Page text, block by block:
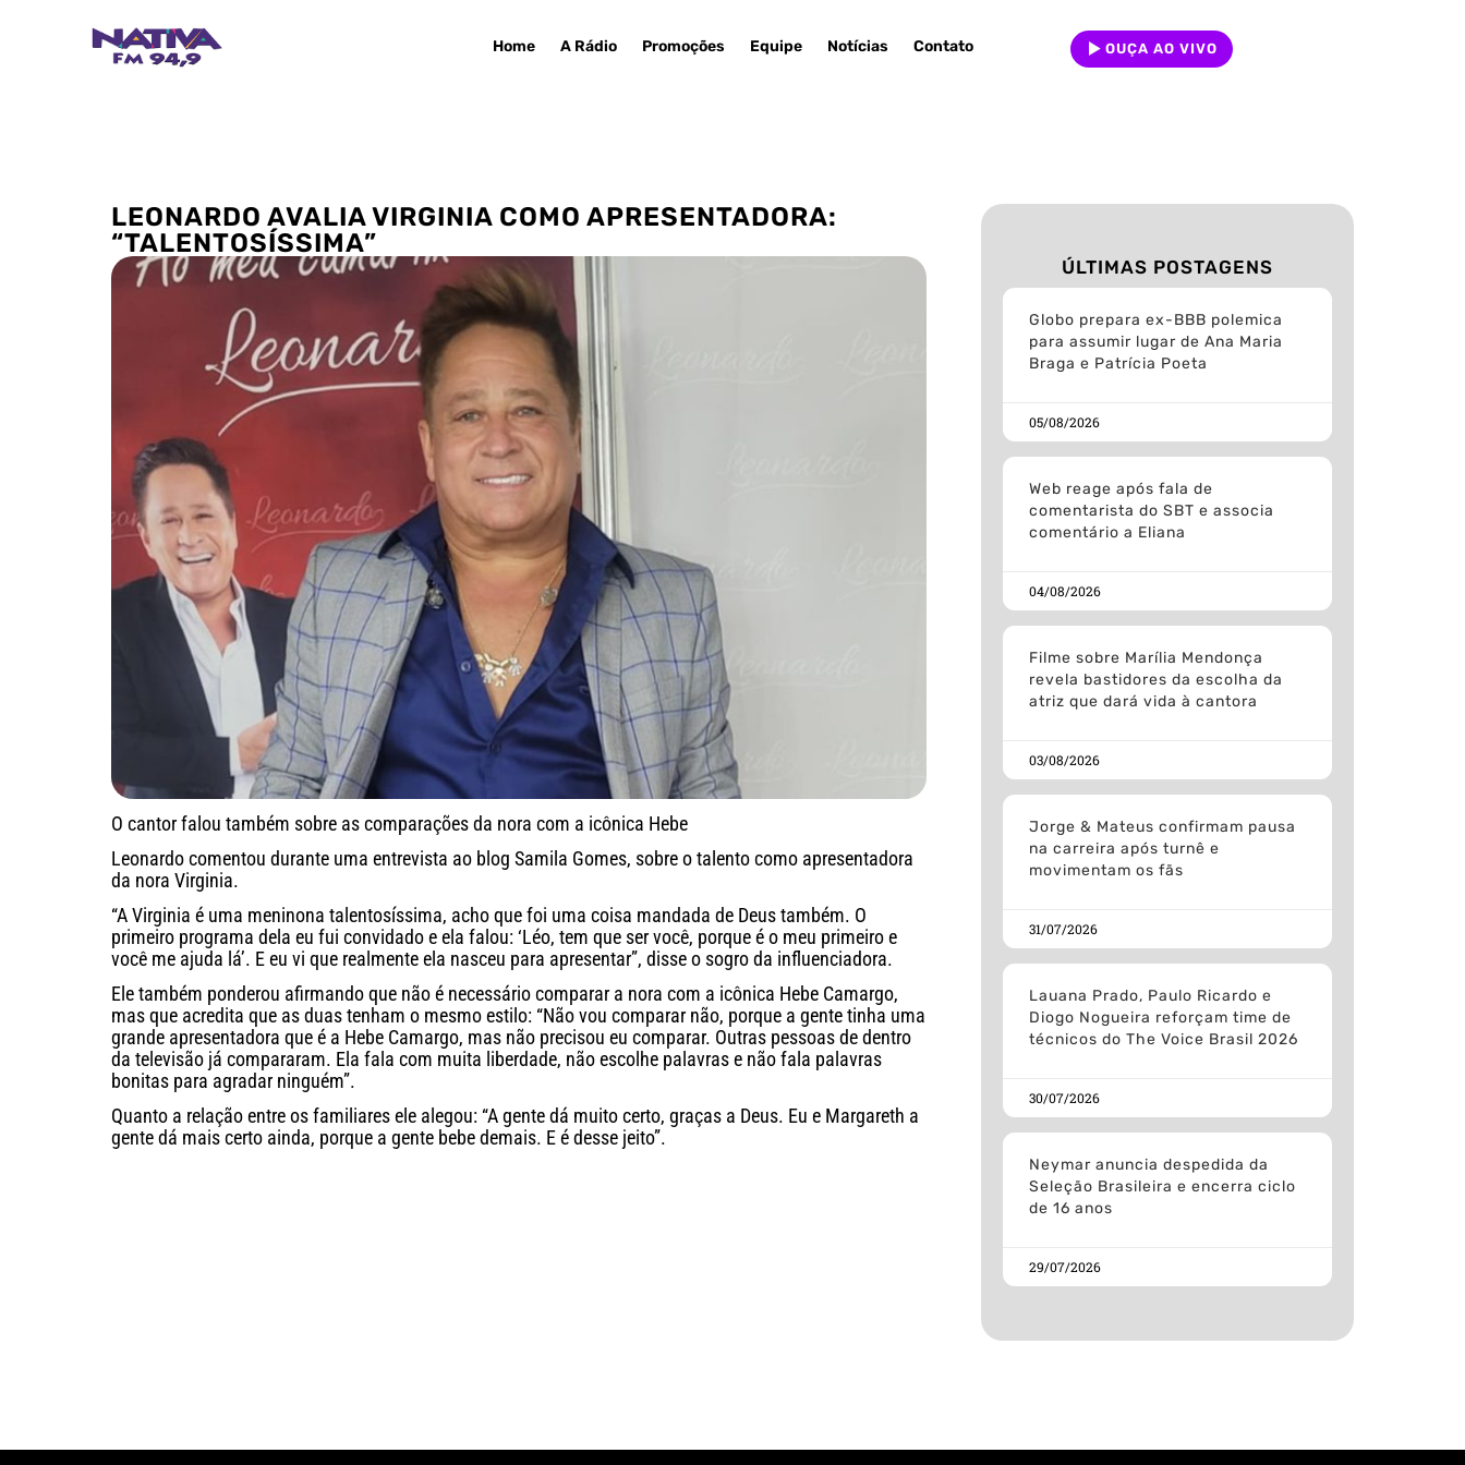
Home A Rádio Promoções Equipe Notícias Contato OUÇA AO VIVO
LEONARDO AVALIA VIRGINIA COMO APRESENTADORA:
“TALENTOSÍSSIMA”
O cantor falou também sobre as comparações da nora com a icônica Hebe
Leonardo comentou durante uma entrevista ao blog Samila Gomes, sobre o talento como apresentadora
da nora Virginia.
“A Virginia é uma meninona talentosíssima, acho que foi uma coisa mandada de Deus também. O
primeiro programa dela eu fui convidado e ela falou: ‘Léo, tem que ser você, porque é o meu primeiro e
você me ajuda lá’. E eu vi que realmente ela nasceu para apresentar”, disse o sogro da influenciadora.
Ele também ponderou afirmando que não é necessário comparar a nora com a icônica Hebe Camargo,
mas que acredita que as duas tenham o mesmo estilo: “Não vou comparar não, porque a gente tinha uma
grande apresentadora que é a Hebe Camargo, mas não precisou eu comparar. Outras pessoas de dentro
da televisão já compararam. Ela fala com muita liberdade, não escolhe palavras e não fala palavras
bonitas para agradar ninguém”.
Quanto a relação entre os familiares ele alegou: “A gente dá muito certo, graças a Deus. Eu e Margareth a
gente dá mais certo ainda, porque a gente bebe demais. E é desse jeito”.
ÚLTIMAS POSTAGENS
Globo prepara ex-BBB polemica
para assumir lugar de Ana Maria
Braga e Patrícia Poeta
05/08/2026
Web reage após fala de
comentarista do SBT e associa
comentário a Eliana
04/08/2026
Filme sobre Marília Mendonça
revela bastidores da escolha da
atriz que dará vida à cantora
03/08/2026
Jorge & Mateus confirmam pausa
na carreira após turnê e
movimentam os fãs
31/07/2026
Lauana Prado, Paulo Ricardo e
Diogo Nogueira reforçam time de
técnicos do The Voice Brasil 2026
30/07/2026
Neymar anuncia despedida da
Seleção Brasileira e encerra ciclo
de 16 anos
29/07/2026